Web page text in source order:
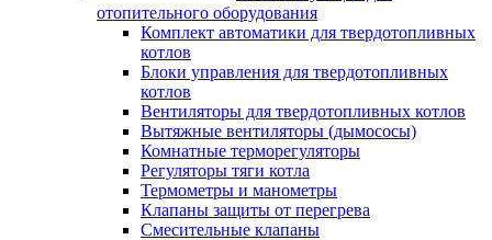
отопительного оборудования
Комплект автоматики для твердотопливных
котлов
Блоки управления для твердотопливных
котлов
Вентиляторы для твердотопливных котлов
Вытяжные вентиляторы (дымососы)
Комнатные терморегуляторы
Регуляторы тяги котла
Термометры и манометры
Клапаны защиты от перегрева
Смесительные клапаны